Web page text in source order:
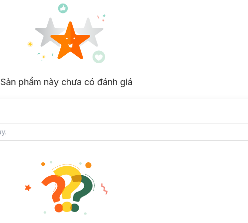
Sản phẩm này chưa có đánh giá